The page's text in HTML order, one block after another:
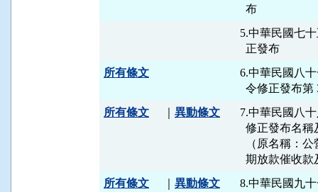
5.中華民國七
所有條文
6.中華民國八
所有條文 異動條文
7.中華民國八
修正發布名稱
（原名稱：
所有條文 異動條文
8.中華民國九